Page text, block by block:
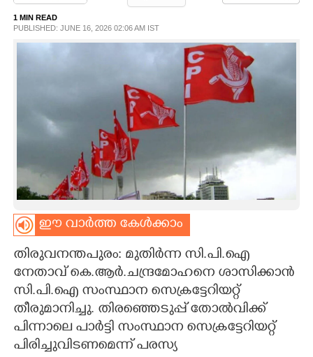
PHOTOS
LIFESTYLE
ART
CARTOONS
LITERATURE
ZOOM
1 MIN READ
PUBLISHED: JUNE 16, 2026 02:06 AM IST
ഈ വാർത്ത കേൾക്കാം
തിരുവനന്തപുരം: മുതിർന്ന സി.പി.ഐ
നേതാവ് കെ.ആർ.ചന്ദ്രമോഹനെ ശാസിക്കാൻ
സി.പി.ഐ സംസ്ഥാന സെക്രട്ടേറിയറ്റ്
തീരുമാനിച്ചു. തിരഞ്ഞെടുപ്പ് തോൽവിക്ക്
പിന്നാലെ പാർട്ടി സംസ്ഥാന സെക്രട്ടേറിയറ്റ്
പിരിച്ചുവിടണമെന്ന് പരസ്യ